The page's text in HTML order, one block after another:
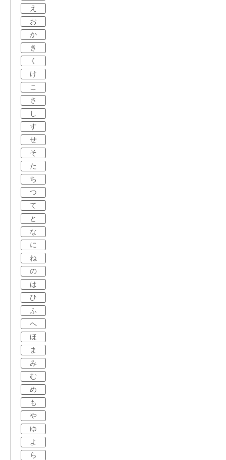
え
お
か
き
く
け
こ
さ
し
す
せ
そ
た
ち
つ
て
と
な
に
ね
の
は
ひ
ふ
へ
ほ
ま
み
む
め
も
や
ゆ
よ
ら